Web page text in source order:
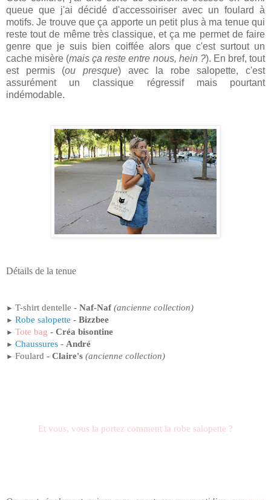
queue que j'ai décidé d'accessoiriser avec un foulard à
motifs. Je trouve que ça apporte un petit plus à ma tenue qui
reste tout de même très classique, et ça me permet de faire
genre que je suis bien coiffée alors que c'est surtout un
cache misère (mais ça reste entre nous, hein ?). En bref, tout
est permis (ou presque) avec la robe salopette, c'est
assurément un classique régressif mais pourtant
indémodable.
Détails de la tenue
► T-shirt dentelle - Naf-Naf (ancienne collection)
► Robe salopette - Bizzbee
► Tote bag - Créa bisontine
► Chaussures - André
► Foulard - Claire's (ancienne collection)
Et vous, vous la portez comment la robe salopette ?